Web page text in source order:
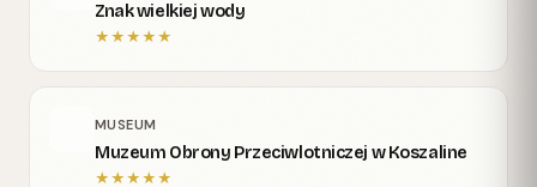
Znak wielkiej wody
★★★★★
MUSEUM
Muzeum Obrony Przeciwlotniczej w Koszaline
★★★★★